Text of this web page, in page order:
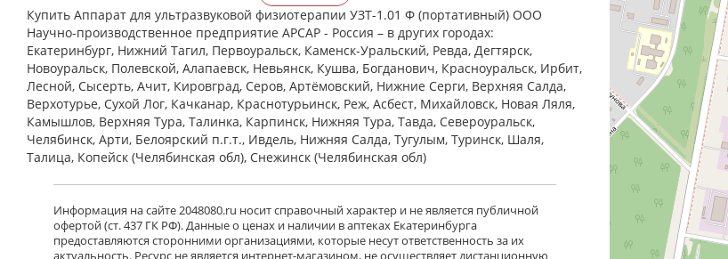
Купить Аппарат для ультразвуковой физиотерапии УЗТ-1.01 Ф (портативный) ООО
Научно-производственное предприятие АРСАР - Россия – в других городах:
Екатеринбург, Нижний Тагил, Первоуральск, Каменск-Уральский, Ревда, Дегтярск,
Новоуральск, Полевской, Алапаевск, Невьянск, Кушва, Богданович, Красноуральск, Ирбит,
Лесной, Сысерть, Ачит, Кировград, Серов, Артёмовский, Нижние Cерги, Верхняя Салда,
Верхотурье, Сухой Лог, Качканар, Краснотурьинск, Реж, Асбест, Михайловск, Новая Ляля,
Камышлов, Верхняя Тура, Талинка, Карпинск, Нижняя Тура, Тавда, Североуральск,
Челябинск, Арти, Белоярский п.г.т., Ивдель, Нижняя Салда, Тугулым, Туринск, Шаля,
Талица, Копейск (Челябинская обл), Снежинск (Челябинская обл)
Информация на сайте 2048080.ru носит справочный характер и не является публичной
офертой (ст. 437 ГК РФ). Данные о ценах и наличии в аптеках Екатеринбурга
предоставляются сторонними организациями, которые несут ответственность за их
актуальность. Ресурс не является интернет-магазином, не осуществляет дистанционную